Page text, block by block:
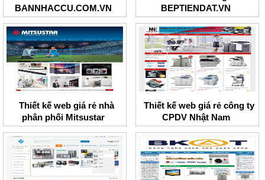
BANNHACCU.COM.VN
BEPTIENDAT.VN
Thiết kế web giá rẻ nhà
phân phối Mitsustar
Thiết kế web giá rẻ công ty
CPDV Nhật Nam